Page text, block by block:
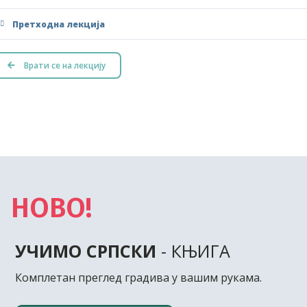
Претходна лекција
Врати се на лекцију
НОВО!
УЧИМО СРПСКИ - КЊИГА
Комплетан преглед градива у вашим рукама.